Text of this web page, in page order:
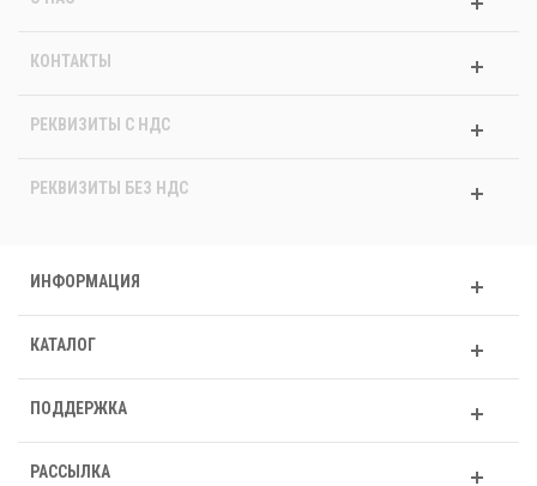
КОНТАКТЫ
РЕКВИЗИТЫ C НДС
РЕКВИЗИТЫ БЕЗ НДС
ИНФОРМАЦИЯ
КАТАЛОГ
ПОДДЕРЖКА
РАССЫЛКА